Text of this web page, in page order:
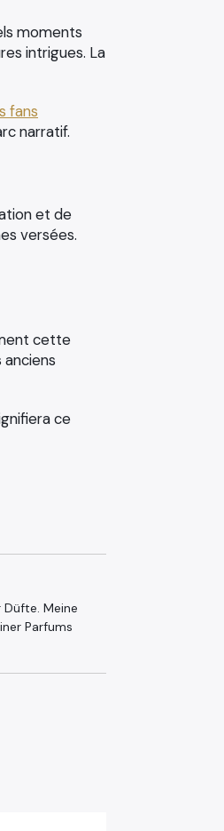
moments
intrigues. La
fans
narratif.
et de
versées.
cette
ce
Meine
Parfums